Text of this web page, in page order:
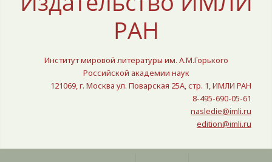
РАН
Институт мировой литературы им. А.М.Горького
Российской академии наук
121069, г. Москва ул. Поварская 25A, стр. 1, ИМЛИ РАН
8-495-690-05-61
nasledie@imli.ru
edition@imli.ru